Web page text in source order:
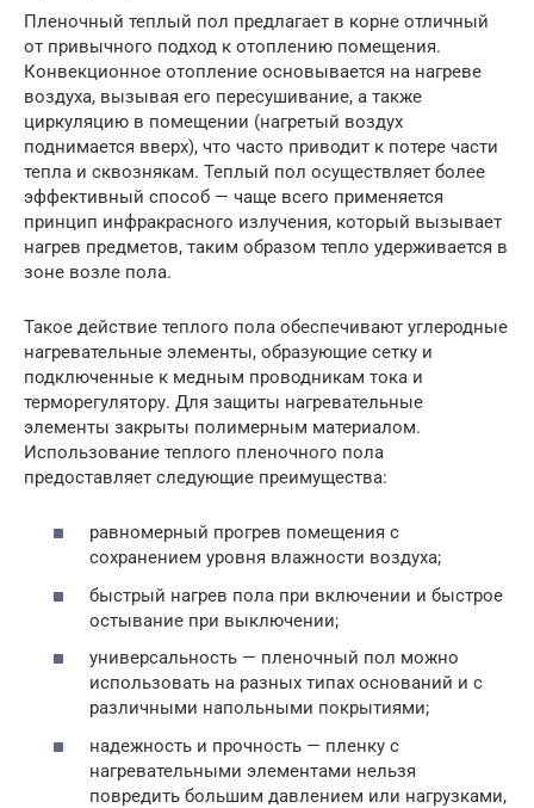
Пленочный теплый пол предлагает в корне отличный
от привычного подход к отоплению помещения.
Конвекционное отопление основывается на нагреве
воздуха, вызывая его пересушивание, а также
циркуляцию в помещении (нагретый воздух
поднимается вверх), что часто приводит к потере части
тепла и сквознякам. Теплый пол осуществляет более
эффективный способ — чаще всего применяется
принцип инфракрасного излучения, который вызывает
нагрев предметов, таким образом тепло удерживается в
зоне возле пола.
Такое действие теплого пола обеспечивают углеродные
нагревательные элементы, образующие сетку и
подключенные к медным проводникам тока и
терморегулятору. Для защиты нагревательные
элементы закрыты полимерным материалом.
Использование теплого пленочного пола
предоставляет следующие преимущества:
равномерный прогрев помещения с
сохранением уровня влажности воздуха;
быстрый нагрев пола при включении и быстрое
остывание при выключении;
универсальность — пленочный пол можно
использовать на разных типах оснований и с
различными напольными покрытиями;
надежность и прочность — пленку с
нагревательными элементами нельзя
повредить большим давлением или нагрузками,